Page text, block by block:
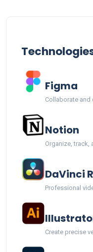
Figma
Collaborate and
Notion
Organize, track,
DaVinci
Professional
Create precise